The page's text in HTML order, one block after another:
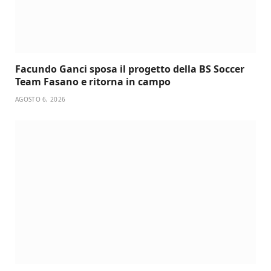
Facundo Ganci sposa il progetto della BS Soccer
Team Fasano e ritorna in campo
AGOSTO 6, 2026